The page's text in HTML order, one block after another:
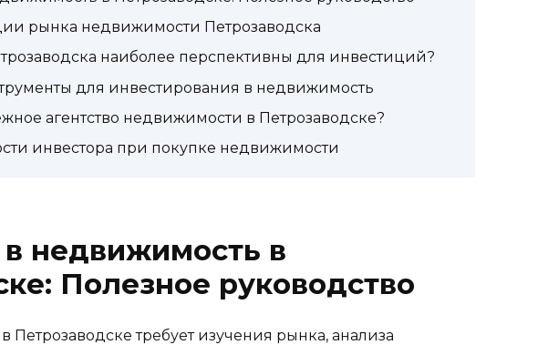
рынка недвижимости Петрозаводска
наиболее перспективны для инвестиций?
для инвестирования в недвижимость
агентство недвижимости в Петрозаводске?
инвестора при покупке недвижимости
недвижимость в
Полезное руководство
требует изучения рынка, анализа